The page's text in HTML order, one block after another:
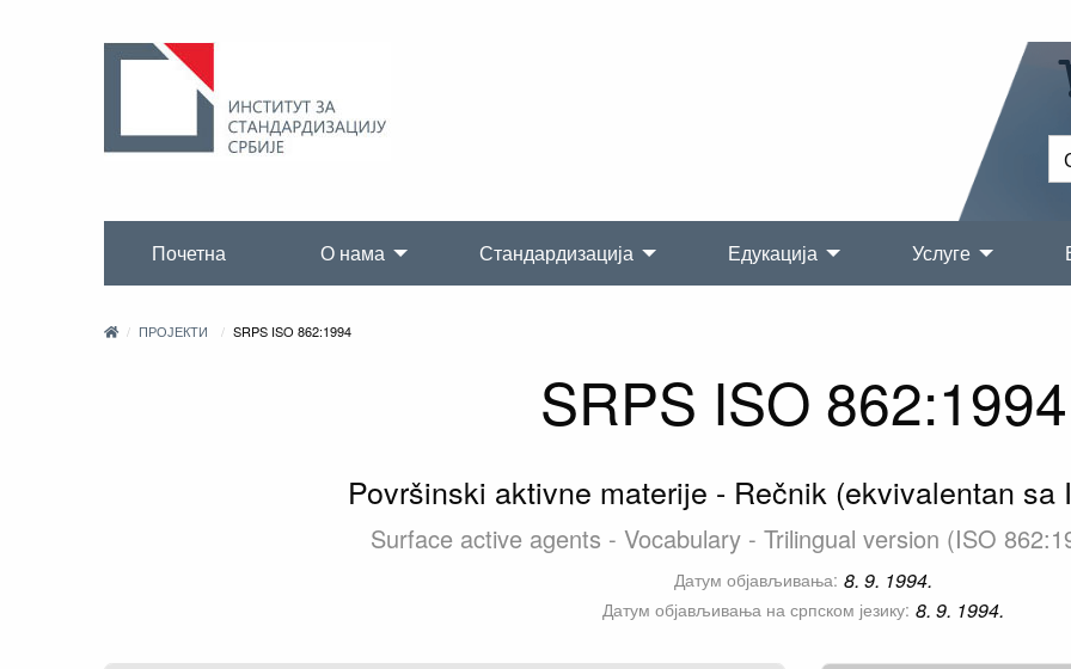
Почетна О нама Стандардизација Едукација Услуге
ПРОЈЕКТИ SRPS ISO 862:1994
SRPS ISO 862:1994
Površinski aktivne materije - Rečnik (ekvivalentan sa
Surface active agents - Vocabulary - Trilingual version (ISO
Датум објављивања: 8. 9. 1994.
Датум објављивања на српском језику: 8. 9. 1994.